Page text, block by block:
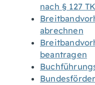
nach § 127
abrechnen
beantragen